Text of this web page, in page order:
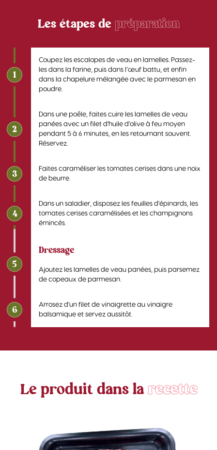
Les étapes de préparation
Coupez les escalopes de veau en lamelles. Passez-
les dans la farine, puis dans l’œuf battu, et enfin
dans la chapelure mélangée avec le parmesan en
poudre.
1
Dans une poêle, faites cuire les lamelles de veau
panées avec un filet d'huile d'olive à feu moyen
pendant 5 à 6 minutes, en les retournant souvent.
Réservez.
2
Faites caraméliser les tomates cerises dans une noix
de beurre.
3
Dans un saladier, disposez les feuilles d'épinards, les
tomates cerises caramélisées et les champignons
émincés.
4
Dressage
Ajoutez les lamelles de veau panées, puis parsemez
de copeaux de parmesan.
5
Arrosez d'un filet de vinaigrette au vinaigre
balsamique et servez aussitôt.
6
Le produit dans larecette